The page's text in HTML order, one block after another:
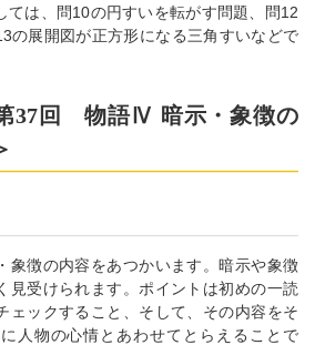
ては、問10の円すいを転がす問題、問12
の展開図が正方形になる三角すいなどで
37回 物語Ⅳ 暗示・象徴の
象徴の内容をあつかいます。暗示や象徴
見受けられます。ポイントは初めの一読
ェックすること、そして、その内容をそ
人物の心情とあわせてとらえることで